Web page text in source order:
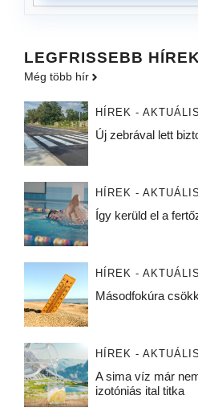
LEGFRISSEBB
Még több hír
HÍREK - AKTUÁLIS
Új zebrával lett
HÍREK - AKTUÁLIS
Így kerüld el a
HÍREK - AKTUÁLIS
Másodfokúra
HÍREK - AKTUÁLIS
A sima víz már
izotóniás ital titka